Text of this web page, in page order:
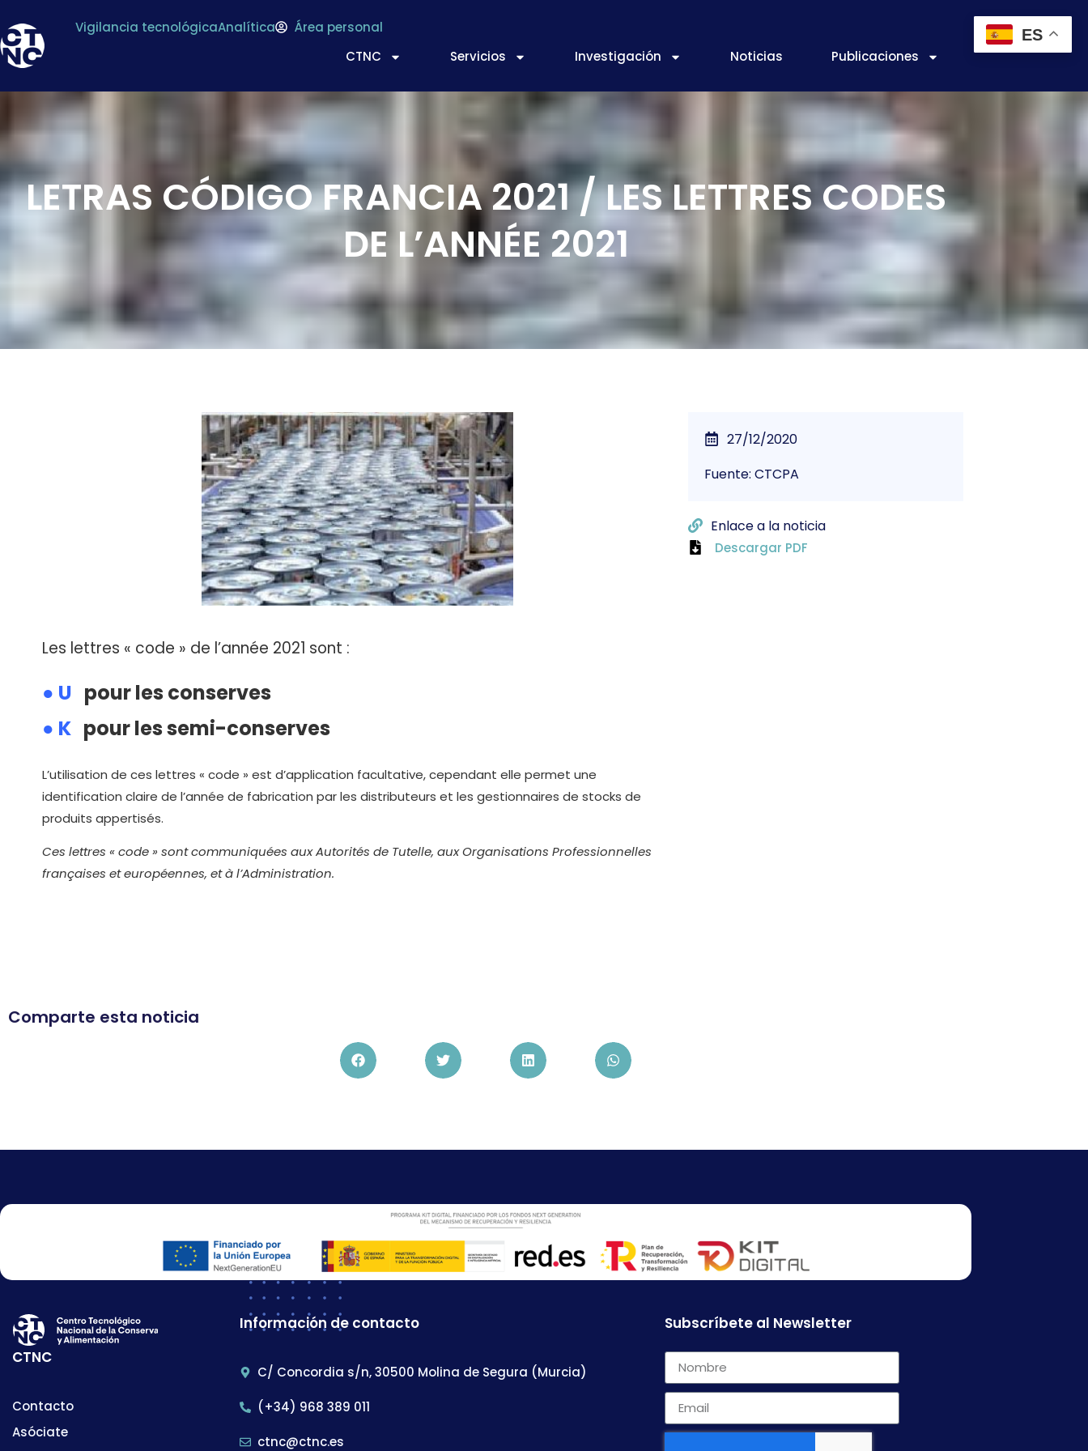
Vigilancia tecnológicaAnalítica
Área personal
CTNC
Servicios Investigación Noticias Publicaciones
LETRAS CÓDIGO FRANCIA 2021 / LES LETTRES CODES
DE L’ANNÉE 2021
Les lettres « code » de l’année 2021 sont :
● U pour les conserves
● K pour les semi-conserves
L’utilisation de ces lettres « code » est d’application facultative, cependant elle permet une
identification claire de l’année de fabrication par les distributeurs et les gestionnaires de stocks de
produits appertisés.
Ces lettres « code » sont communiquées aux Autorités de Tutelle, aux Organisations Professionnelles
françaises et européennes, et à l’Administration.
27/12/2020
Fuente: CTCPA
Enlace a la noticia
Descargar PDF
Comparte esta noticia
CTNC
Contacto
Asóciate
Información de contacto
C/ Concordia s/n, 30500 Molina de Segura (Murcia)
(+34) 968 389 011
ctnc@ctnc.es
Subscríbete al Newsletter
ES